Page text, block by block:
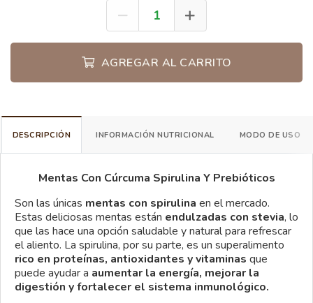
AGREGAR AL CARRITO
DESCRIPCIÓN INFORMACIÓN NUTRICIONAL MODO DE USO
Mentas Con Cúrcuma Spirulina Y Prebióticos
Son las únicas mentas con spirulina en el mercado.
Estas deliciosas mentas están endulzadas con stevia, lo
que las hace una opción saludable y natural para refrescar
el aliento. La spirulina, por su parte, es un superalimento
rico en proteínas, antioxidantes y vitaminas que
puede ayudar a aumentar la energía, mejorar la
digestión y fortalecer el sistema inmunológico.